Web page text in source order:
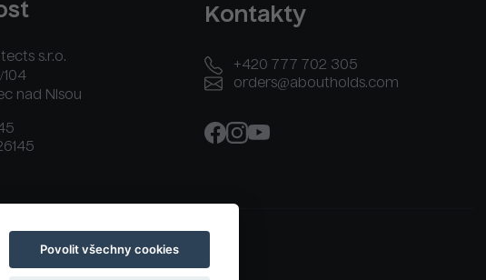
s.r.o.
nad Nisou
Kontakty
+420 777 702 305
orders@aboutholds.com
Povolit všechny cookies